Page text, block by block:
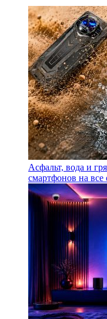
Асфальт, вода и
смартфонов на все